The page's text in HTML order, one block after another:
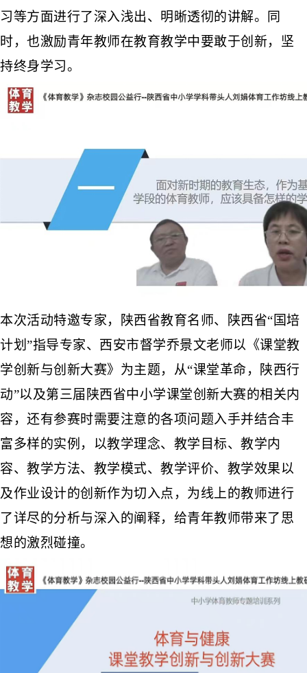
习等方面进行了深入浅出、明晰透彻的讲解。
同
时， 也激励青年教师在教育教学中要敢于创新，坚
持终身学习。
本次活动特邀专家， 陕西省教育名师、陕西省“国培
计划”指导专家、西安市督学乔景文老师以《课堂教
学创新与创新大赛》为主题，从“课堂革命，陕西行
动”以及第三届陕西省中小学课堂创新大赛的相关内
容，还有参赛时需要注意的各项问题入手并结合丰
富多样的实例，以教学理念、教学目标、教学内
容、教学方法、教学模式、教学评价、教学效果以
及作业设计的创新作为切入点，为线上的教师进行
了详尽的分析与深入的阐释，给青年教师带来了思
想的激烈碰撞。